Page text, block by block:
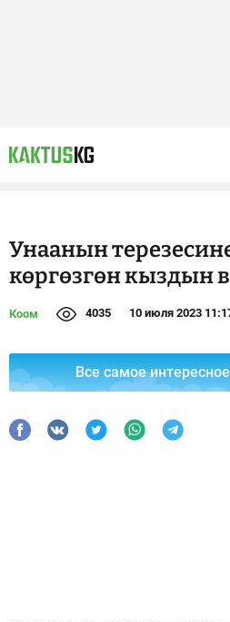
Унаанын
көргөзгөн кыздын
Коом 4035 10 июля 2023
Все самое